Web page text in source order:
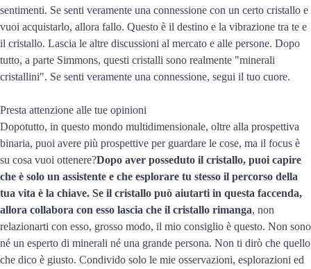
sentimenti. Se senti veramente una connessione con un certo cristallo e
vuoi acquistarlo, allora fallo. Questo è il destino e la vibrazione tra te e
il cristallo. Lascia le altre discussioni al mercato e alle persone. Dopo
tutto, a parte Simmons, questi cristalli sono realmente "minerali
cristallini". Se senti veramente una connessione, segui il tuo cuore.
Presta attenzione alle tue opinioni
Dopotutto, in questo mondo multidimensionale, oltre alla prospettiva
binaria, puoi avere più prospettive per guardare le cose, ma il focus è
su cosa vuoi ottenere?Dopo aver posseduto il cristallo, puoi capire
che è solo un assistente e che esplorare tu stesso il percorso della
tua vita è la chiave. Se il cristallo può aiutarti in questa faccenda,
allora collabora con esso lascia che il cristallo rimanga, non
relazionarti con esso, grosso modo, il mio consiglio è questo. Non sono
né un esperto di minerali né una grande persona. Non ti dirò che quello
che dico è giusto. Condivido solo le mie osservazioni, esplorazioni ed